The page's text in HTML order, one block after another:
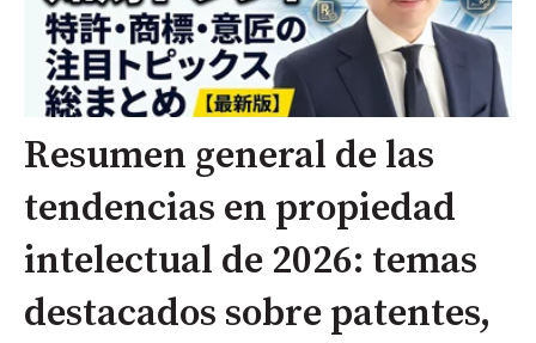
Resumen general de las
tendencias en propiedad
intelectual de 2026: temas
destacados sobre patentes,